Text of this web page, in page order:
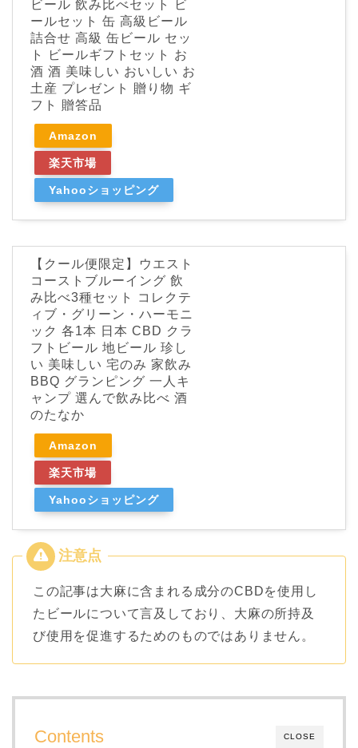
ビール 飲み比べセット ビ
ールセット 缶 高級ビール
詰合せ 高級 缶ビール セッ
ト ビールギフトセット お
酒 酒 美味しい おいしい お
土産 プレゼント 贈り物 ギ
フト 贈答品
Amazon
楽天市場
Yahooショッピング
【クール便限定】ウエスト
コーストブルーイング 飲
み比べ3種セット コレクテ
ィブ・グリーン・ハーモニ
ック 各1本 日本 CBD クラ
フトビール 地ビール 珍し
い 美味しい 宅のみ 家飲み
BBQ グランピング 一人キ
ャンプ 選んで飲み比べ 酒
のたなか
Amazon
楽天市場
Yahooショッピング
この記事は大麻に含まれる成分のCBDを使用し
たビールについて言及しており、大麻の所持及
び使用を促進するためのものではありません。
CLOSE
Contents